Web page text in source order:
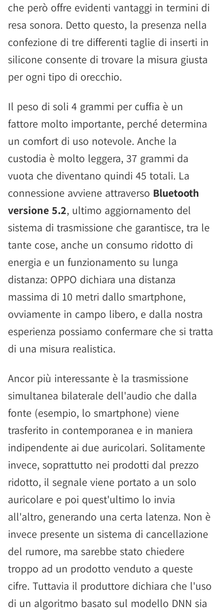
che però offre evidenti vantaggi in termini di
resa sonora. Detto questo, la presenza nella
confezione di tre differenti taglie di inserti in
silicone consente di trovare la misura giusta
per ogni tipo di orecchio.
Il peso di soli 4 grammi per cuffia è un
fattore molto importante, perché determina
un comfort di uso notevole. Anche la
custodia è molto leggera, 37 grammi da
vuota che diventano quindi 45 totali. La
connessione avviene attraverso Bluetooth
versione 5.2, ultimo aggiornamento del
sistema di trasmissione che garantisce, tra le
tante cose, anche un consumo ridotto di
energia e un funzionamento su lunga
distanza: OPPO dichiara una distanza
massima di 10 metri dallo smartphone,
ovviamente in campo libero, e dalla nostra
esperienza possiamo confermare che si tratta
di una misura realistica.
Ancor più interessante è la trasmissione
simultanea bilaterale dell'audio che dalla
fonte (esempio, lo smartphone) viene
trasferito in contemporanea e in maniera
indipendente ai due auricolari. Solitamente
invece, soprattutto nei prodotti dal prezzo
ridotto, il segnale viene portato a un solo
auricolare e poi quest'ultimo lo invia
all'altro, generando una certa latenza. Non è
invece presente un sistema di cancellazione
del rumore, ma sarebbe stato chiedere
troppo ad un prodotto venduto a queste
cifre. Tuttavia il produttore dichiara che l'uso
di un algoritmo basato sul modello DNN sia